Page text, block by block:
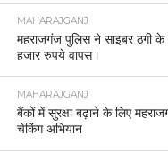
MAHARAJGANJ
महराजगंज पुलिस ने साइबर ठगी के
हजार रुपये वापस।
MAHARAJGANJ
बैंकों में सुरक्षा बढ़ाने के लिए
चेकिंग अभियान